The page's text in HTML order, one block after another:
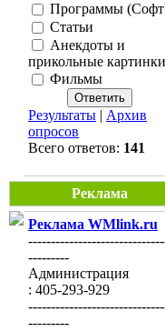
Программы
Статьи
Анекдоты и
прикольные картинки
Фильмы
Результаты | Архив
опросов
Всего ответов: 141
Реклама
Реклама WMlink.ru
---------
Администрация
: 405-293-929
---------